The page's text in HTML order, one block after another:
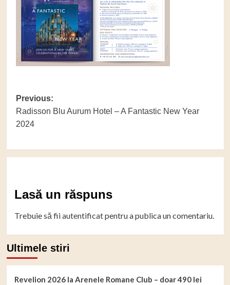
Post
navigation
Previous:
Radisson Blu Aurum Hotel – A Fantastic New Year
2024
Lasă un răspuns
Trebuie să fiiautentificatpentru a publica un comentariu.
Ultimele stiri
Revelion 2026 la Arenele Romane Club – doar 490 lei